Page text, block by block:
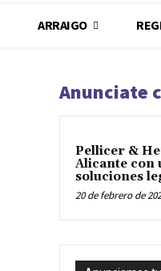
ARRAIGO
Anunciate
Pellicer &
Alicante con
soluciones
20 de febrero de